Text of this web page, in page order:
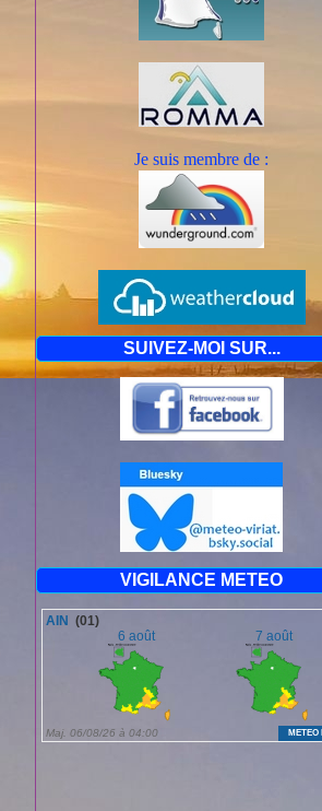
Je suis membre de :
SUIVEZ-MOI SUR...
VIGILANCE METEO